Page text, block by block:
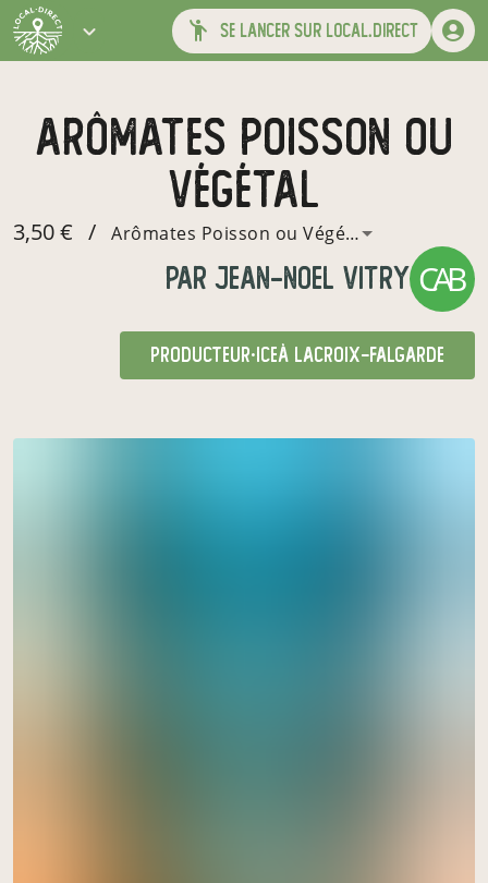
se lancer sur local.direct
Arômates Poisson ou
Végétal
3,50 € / Arômates Poisson ou Végétal (25 g)
par Jean-Noel Vitry CAB
producteur·iceà Lacroix-Falgarde